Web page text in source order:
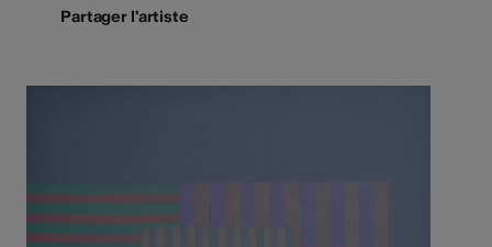
Partager l'artiste